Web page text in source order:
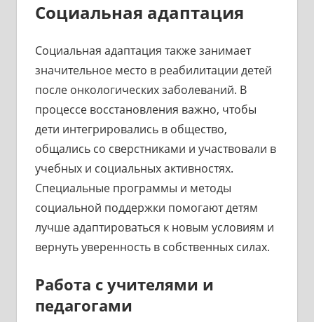
Социальная адаптация
Социальная адаптация также занимает
значительное место в реабилитации детей
после онкологических заболеваний. В
процессе восстановления важно, чтобы
дети интегрировались в общество,
общались со сверстниками и участвовали в
учебных и социальных активностях.
Специальные программы и методы
социальной поддержки помогают детям
лучше адаптироваться к новым условиям и
вернуть уверенность в собственных силах.
Работа с учителями и
педагогами